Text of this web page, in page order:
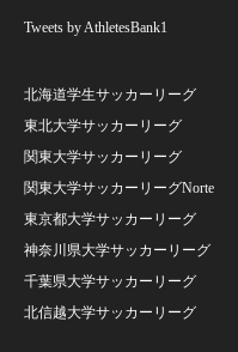
Tweets by AthletesBank1
北海道学生サッカーリーグ
東北大学サッカーリーグ
関東大学サッカーリーグ
関東大学サッカーリーグNorte
東京都大学サッカーリーグ
神奈川県大学サッカーリーグ
千葉県大学サッカーリーグ
北信越大学サッカーリーグ